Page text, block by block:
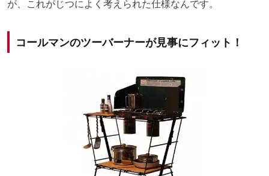
が、これがじつによく考えられた仕様なんです。
コールマンのツーバーナーが見事にフィット！